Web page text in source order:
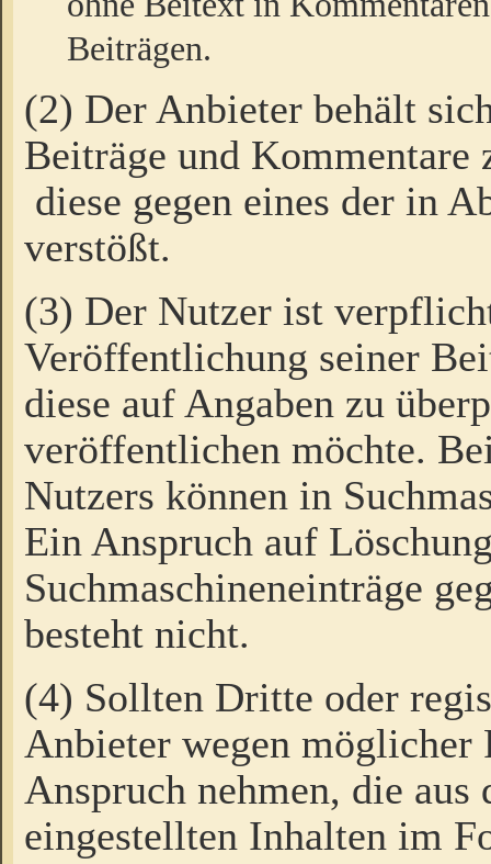
Beiträgen.
(2) Der Anbieter behält
Beiträge und Kommentare
diese gegen eines der in
verstößt.
(3) Der Nutzer ist
Veröffentlichung seiner
diese auf Angaben zu
veröffentlichen möchte.
Nutzers können in
Ein Anspruch auf
Suchmaschineneinträge
besteht nicht.
(4) Sollten Dritte oder
Anbieter wegen möglicher
Anspruch nehmen, die
eingestellten Inhalten im